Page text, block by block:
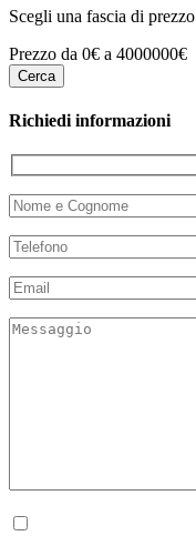
Scegli una fascia di prezzo
Prezzo da 0€ a 4000000€
Richiedi informazioni